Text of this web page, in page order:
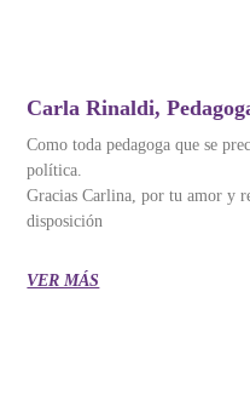
Carla Rinaldi,
Como toda pedagoga que se
política.
Gracias Carlina, por tu amor y
disposición
VER MÁS